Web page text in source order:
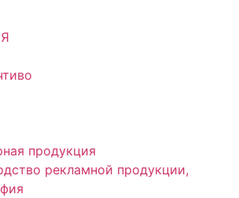
продукция
рекламной продукции,